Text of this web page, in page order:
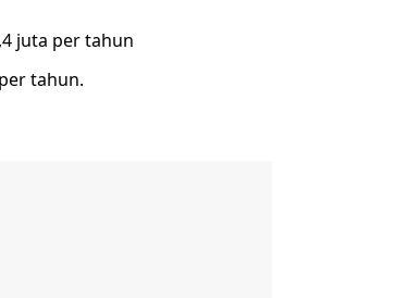
juta per tahun
tahun.